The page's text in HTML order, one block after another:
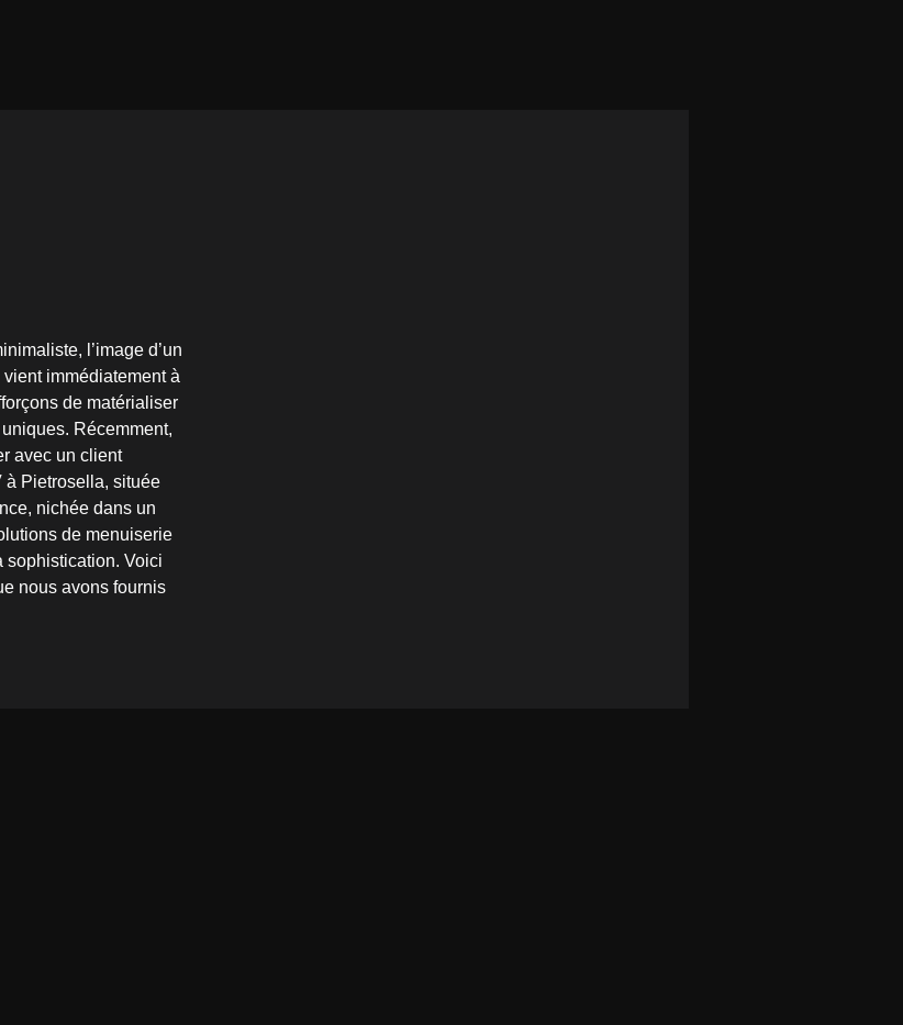
l’image d’un
immédiatement à
de matérialiser
Récemment,
avec un client
à Pietrosella, située
nichée dans un
de menuiserie
sophistication. Voici
nous avons fournis